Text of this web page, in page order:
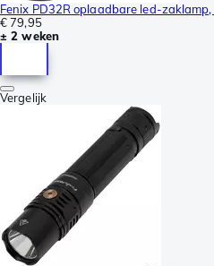
Fenix PD32R oplaadbare led-
€ 79,95
± 2 weken
Vergelijk